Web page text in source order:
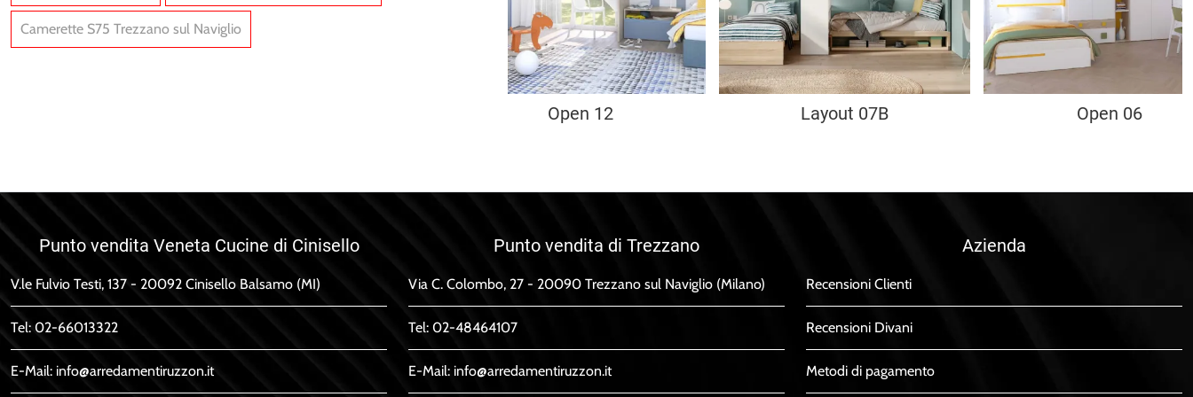
Open 12 Layout 07B Open 06
Camerette S75 Trezzano sul Naviglio
Punto vendita Veneta Cucine di Cinisello
V.le Fulvio Testi, 137 - 20092 Cinisello Balsamo (MI)
Tel: 02-66013322
E-Mail: info@arredamentiruzzon.it
Punto vendita di Trezzano
Via C. Colombo, 27 - 20090 Trezzano sul Naviglio (Milano)
Tel: 02-48464107
E-Mail: info@arredamentiruzzon.it
Azienda
Recensioni Clienti
Recensioni Divani
Metodi di pagamento